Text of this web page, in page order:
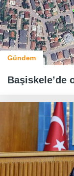
Gündem
Başiskele’de